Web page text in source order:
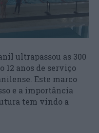
ultrapassou as 300
anos de serviço
Este marco
e a importância
tem vindo a